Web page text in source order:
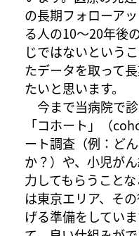
の長期フォローア
る人の10～20年後
じではないという
たデータを取って
たいと思います。
今まで当病院で
「コホート」（
ート調査（例：ど
か？）や、小児が
力してもらうこと
は東京エリア、そ
げる準備をしてい